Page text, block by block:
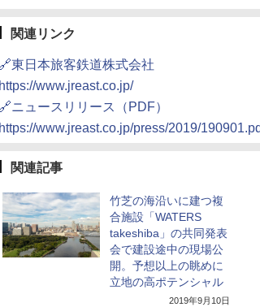
関連リンク
🔗東日本旅客鉄道株式会社
https://www.jreast.co.jp/
🔗ニュースリリース（PDF）
https://www.jreast.co.jp/press/2019/
関連記事
竹芝の海沿いに建つ複
合施設「WATERS
takeshiba」の共同発表
会で建設途中の現場公
開。予想以上の眺めに
立地の高ポテンシャル
2019年9月10日